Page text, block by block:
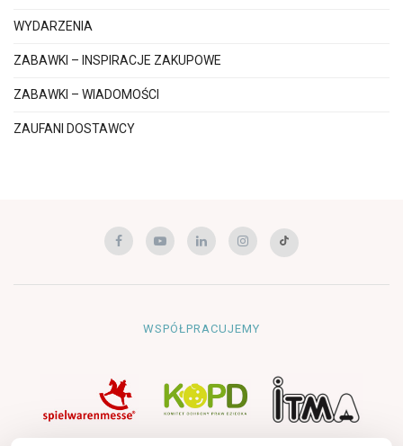
WYDARZENIA
ZABAWKI – INSPIRACJE ZAKUPOWE
ZABAWKI – WIADOMOŚCI
ZAUFANI DOSTAWCY
WSPÓŁPRACUJEMY